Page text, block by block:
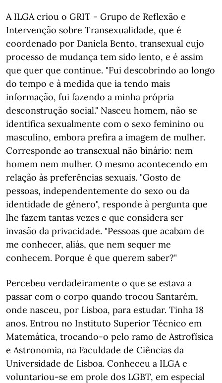
A ILGA criou o GRIT - Grupo de Reflexão e
Intervenção sobre Transexualidade, que é
coordenado por Daniela Bento, transexual cujo
processo de mudança tem sido lento, e é assim
que quer que continue. "Fui descobrindo ao longo
do tempo e à medida que ia tendo mais
informação, fui fazendo a minha própria
desconstrução social." Nasceu homem, não se
identifica sexualmente com o sexo feminino ou
masculino, embora prefira a imagem de mulher.
Corresponde ao transexual não binário: nem
homem nem mulher. O mesmo acontecendo em
relação às preferências sexuais. "Gosto de
pessoas, independentemente do sexo ou da
identidade de género", responde à pergunta que
lhe fazem tantas vezes e que considera ser
invasão da privacidade. "Pessoas que acabam de
me conhecer, aliás, que nem sequer me
conhecem. Porque é que querem saber?"
Percebeu verdadeiramente o que se estava a
passar com o corpo quando trocou Santarém,
onde nasceu, por Lisboa, para estudar. Tinha 18
anos. Entrou no Instituto Superior Técnico em
Matemática, trocando-o pelo ramo de Astrofísica
e Astronomia, na Faculdade de Ciências da
Universidade de Lisboa. Conheceu a ILGA e
voluntariou-se em prole dos LGBT, em especial